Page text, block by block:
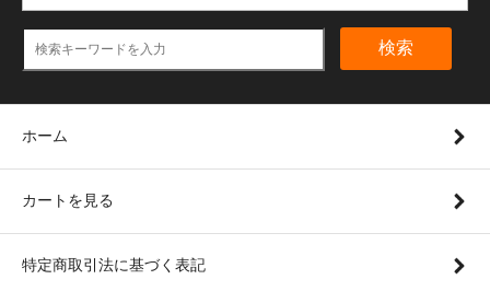
検索
ホーム
カートを見る
特定商取引法に基づく表記